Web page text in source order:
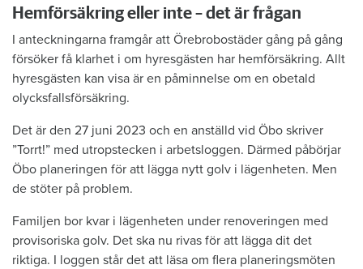
Hemförsäkring eller inte – det är frågan
I anteckningarna framgår att Örebrobostäder gång på gång
försöker få klarhet i om hyresgästen har hemförsäkring. Allt
hyresgästen kan visa är en påminnelse om en obetald
olycksfallsförsäkring.
Det är den 27 juni 2023 och en anställd vid Öbo skriver
”Torrt!” med utropstecken i arbetsloggen. Därmed påbörjar
Öbo planeringen för att lägga nytt golv i lägenheten. Men
de stöter på problem.
Familjen bor kvar i lägenheten under renoveringen med
provisoriska golv. Det ska nu rivas för att lägga dit det
riktiga. I loggen står det att läsa om flera planeringsmöten